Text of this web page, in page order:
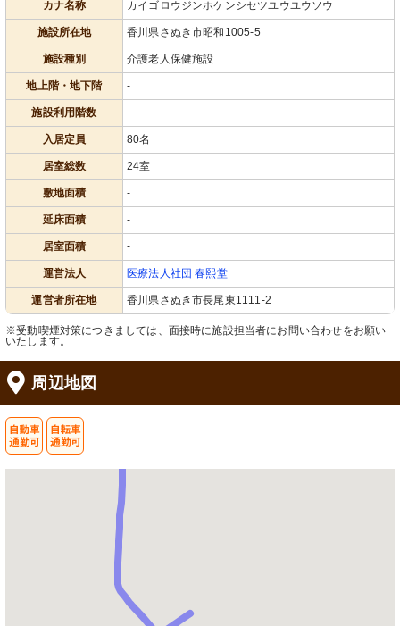
カナ名称 カイゴロウジンホケンシセツユウユウソウ
施設所在地 香川県さぬき市昭和1005-5
施設種別 介護老人保健施設
地上階・地下階 -
施設利用階数 -
入居定員 80名
居室総数 24室
敷地面積 -
延床面積 -
居室面積 -
運営法人 医療法人社団 春熙堂
運営者所在地 香川県さぬき市長尾東1111-2
※受動喫煙対策につきましては、面接時に施設担当者にお問い合わせをお願い
いたします。
周辺地図